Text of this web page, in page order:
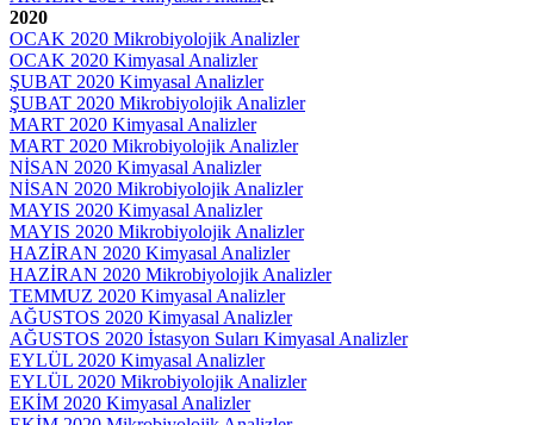
2020
OCAK 2020 Mikrobiyolojik Analizler
OCAK 2020 Kimyasal Analizler
ŞUBAT 2020 Kimyasal Analizler
ŞUBAT 2020 Mikrobiyolojik Analizler
MART 2020 Kimyasal Analizler
MART 2020 Mikrobiyolojik Analizler
NİSAN 2020 Kimyasal Analizler
NİSAN 2020 Mikrobiyolojik Analizler
MAYIS 2020 Kimyasal Analizler
MAYIS 2020 Mikrobiyolojik Analizler
HAZİRAN 2020 Kimyasal Analizler
HAZİRAN 2020 Mikrobiyolojik Analizler
TEMMUZ 2020 Kimyasal Analizler
AĞUSTOS 2020 Kimyasal Analizler
AĞUSTOS 2020 İstasyon Suları Kimyasal Analizler
EYLÜL 2020 Kimyasal Analizler
EYLÜL 2020 Mikrobiyolojik Analizler
EKİM 2020 Kimyasal Analizler